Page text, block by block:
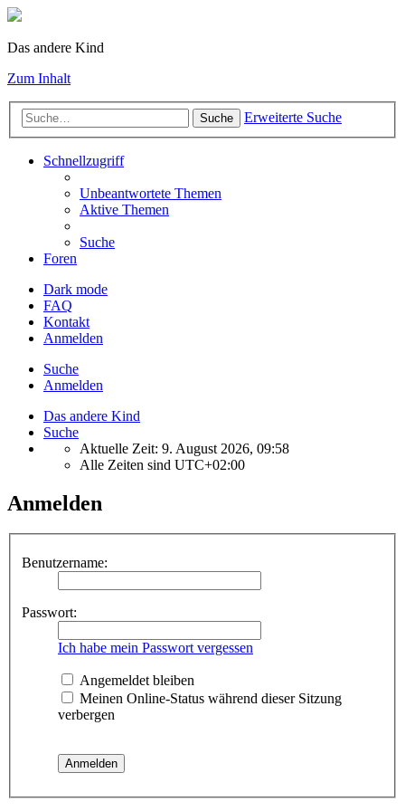
Das andere Kind
Zum Inhalt
Suche Erweiterte Suche
Schnellzugriff
Unbeantwortete Themen
Aktive Themen
Suche
Foren
Dark mode
FAQ
Kontakt
Anmelden
Suche
Anmelden
Das andere Kind
Suche
Aktuelle Zeit: 9. August 2026, 09:58
Alle Zeiten sind UTC+02:00
Anmelden
Benutzername:
Passwort:
Ich habe mein Passwort vergessen
Angemeldet bleiben
Meinen Online-Status während dieser Sitzung
verbergen